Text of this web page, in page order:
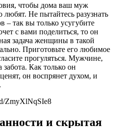
чтобы дома ваш муж
любят. Не пытайтесь разузнать
– так вы только усугубите
с вами поделиться, то он
задача женщины в такой
Приготовьте его любимое
прогуляться. Мужчине,
Как только он
он воспрянет духом, и
ZmyXlNqSIe8
и скрытая